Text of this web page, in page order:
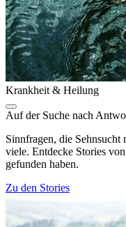
Krankheit & Heilung
Auf der Suche nach
Sinnfragen, die
viele. Entdecke Stories
gefunden haben.
Zu den Stories